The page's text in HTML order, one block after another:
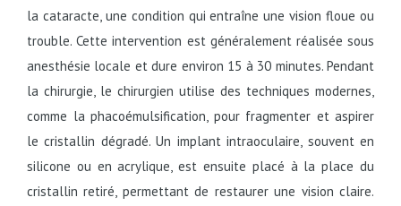
la cataracte, une condition qui entraîne une vision floue ou
trouble. Cette intervention est généralement réalisée sous
anesthésie locale et dure environ 15 à 30 minutes. Pendant
la chirurgie, le chirurgien utilise des techniques modernes,
comme la phacoémulsification, pour fragmenter et aspirer
le cristallin dégradé. Un implant intraoculaire, souvent en
silicone ou en acrylique, est ensuite placé à la place du
cristallin retiré, permettant de restaurer une vision claire.